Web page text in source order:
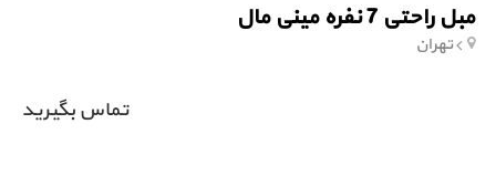
مبل راحتی 7 نفره مینی مال
تهران
تماس بگیرید